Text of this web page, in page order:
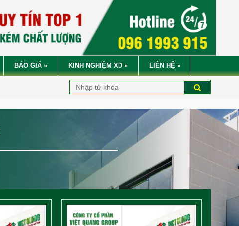
BÁO GIÁ » KINH NGHIỆM XD » LIÊN HỆ »
VIỆT QUANG GROUP XIN KÍNH CHÀO QUÝ VỊ